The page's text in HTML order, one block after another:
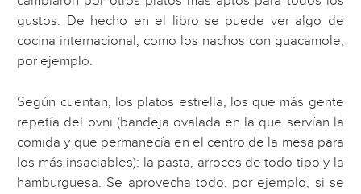
gustos. De hecho en el libro se puede ver algo de
cocina internacional, como los nachos con guacamole,
por ejemplo.
Según cuentan, los platos estrella, los que más gente
repetía del ovni (bandeja ovalada en la que servían la
comida y que permanecía en el centro de la mesa para
los más insaciables): la pasta, arroces de todo tipo y la
hamburguesa. Se aprovecha todo, por ejemplo, si se